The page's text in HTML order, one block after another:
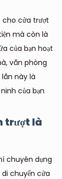
cho cửa trượt
mà còn là
của bạn hoạt
văn phòng
lăn này là
của bạn
trượt là
chuyên dụng
di chuyển cửa